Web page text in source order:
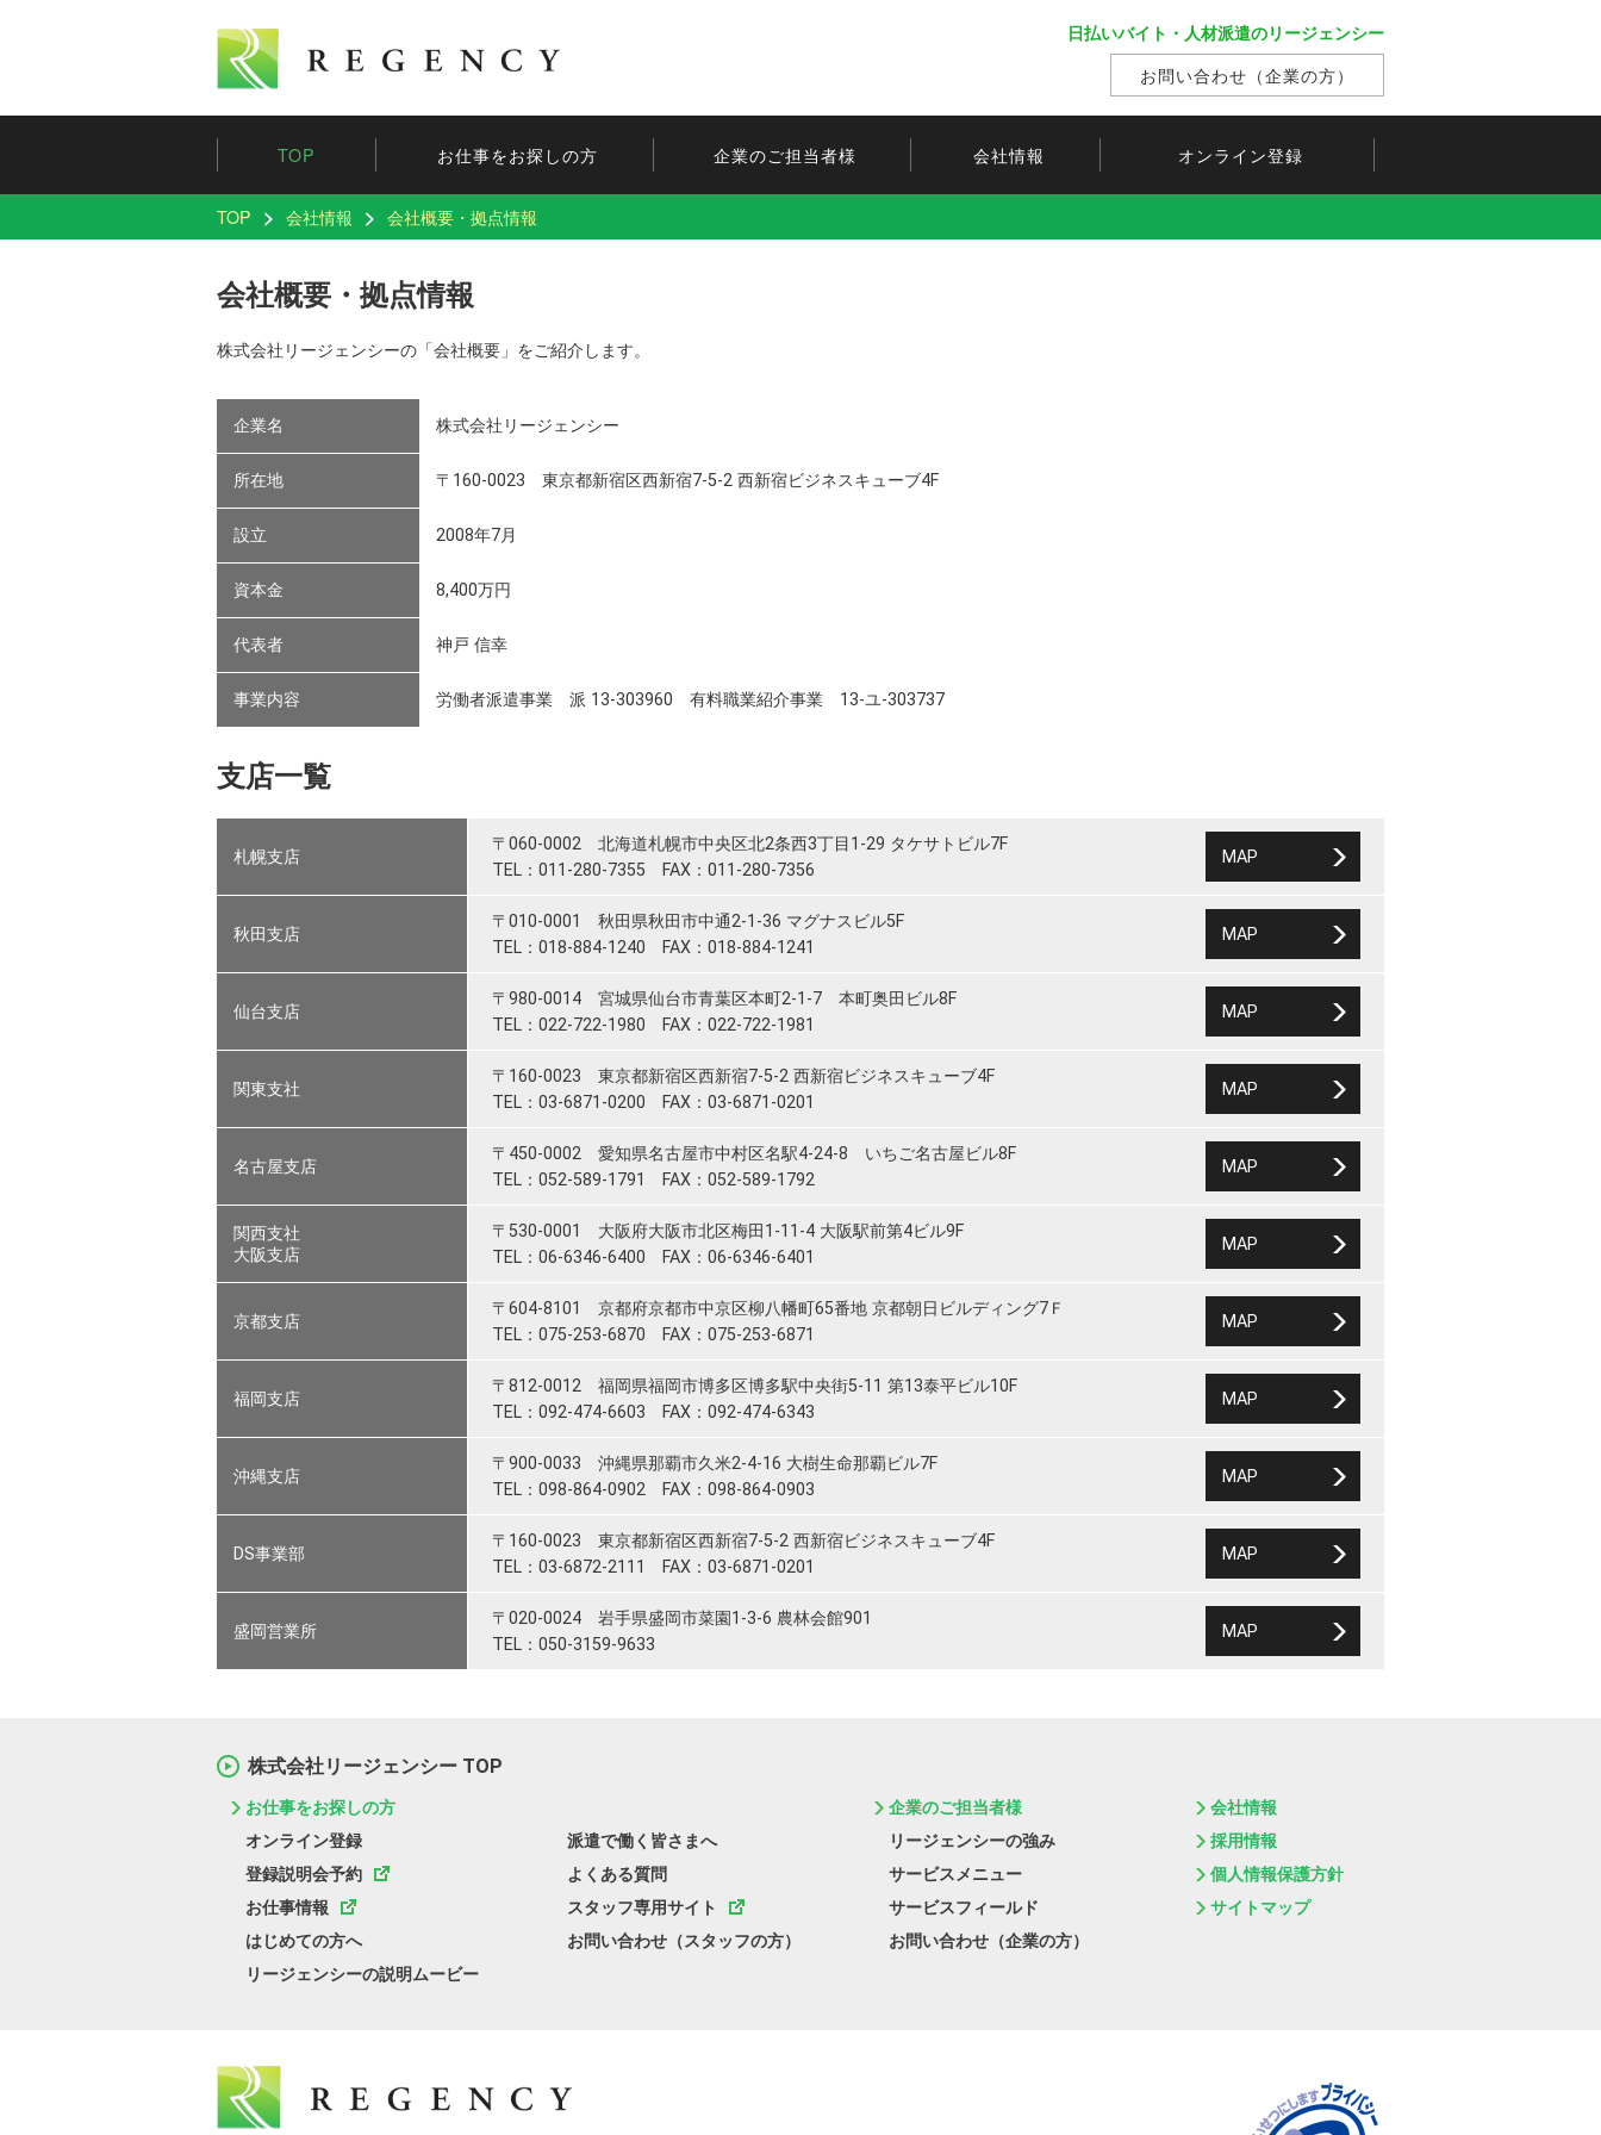
日払いバイト・人材派遣のリージェンシー
お問い合わせ（企業の方）
TOP お仕事をお探しの方 企業のご担当者様 会社情報 オンライン登録
TOP 会社情報 会社概要・拠点情報
会社概要・拠点情報
株式会社リージェンシーの「会社概要」をご紹介します。
企業名 株式会社リージェンシー
所在地 〒160-0023 東京都新宿区西新宿7-5-2 西新宿ビジネスキューブ4F
設立 2008年7月
資本金 8,400万円
代表者 神戸 信幸
事業内容 労働者派遣事業 派 13-303960 有料職業紹介事業 13-ユ-303737
支店一覧
札幌支店
〒060-0002 北海道札幌市中央区北2条西3丁目1-29 タケサトビル7F
TEL：011-280-7355 FAX：011-280-7356
MAP
秋田支店
〒010-0001 秋田県秋田市中通2-1-36 マグナスビル5F
TEL：018-884-1240 FAX：018-884-1241
MAP
仙台支店
〒980-0014 宮城県仙台市青葉区本町2-1-7 本町奥田ビル8F
TEL：022-722-1980 FAX：022-722-1981
MAP
関東支社
〒160-0023 東京都新宿区西新宿7-5-2 西新宿ビジネスキューブ4F
TEL：03-6871-0200 FAX：03-6871-0201
MAP
名古屋支店
〒450-0002 愛知県名古屋市中村区名駅4-24-8 いちご名古屋ビル8F
TEL：052-589-1791 FAX：052-589-1792
MAP
関西支社
大阪支店
〒530-0001 大阪府大阪市北区梅田1-11-4 大阪駅前第4ビル9F
TEL：06-6346-6400 FAX：06-6346-6401
MAP
京都支店
〒604-8101 京都府京都市中京区柳八幡町65番地 京都朝日ビルディング7Ｆ
TEL：075-253-6870 FAX：075-253-6871
MAP
福岡支店
〒812-0012 福岡県福岡市博多区博多駅中央街5-11 第13泰平ビル10F
TEL：092-474-6603 FAX：092-474-6343
MAP
沖縄支店
〒900-0033 沖縄県那覇市久米2-4-16 大樹生命那覇ビル7F
TEL：098-864-0902 FAX：098-864-0903
MAP
DS事業部
〒160-0023 東京都新宿区西新宿7-5-2 西新宿ビジネスキューブ4F
TEL：03-6872-2111 FAX：03-6871-0201
MAP
盛岡営業所
〒020-0024 岩手県盛岡市菜園1-3-6 農林会館901
TEL：050-3159-9633
MAP
株式会社リージェンシー TOP
お仕事をお探しの方
オンライン登録
派遣で働く皆さまへ
登録説明会予約
よくある質問
お仕事情報
スタッフ専用サイト
はじめての方へ
お問い合わせ（スタッフの方）
リージェンシーの説明ムービー
企業のご担当者様
リージェンシーの強み
サービスメニュー
サービスフィールド
お問い合わせ（企業の方）
会社情報
採用情報
個人情報保護方針
サイトマップ